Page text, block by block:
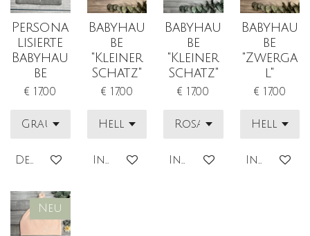
Persona
lisierte
Babyhau
be
€ 17,00
Details anzeigen
Babyhau
be
"Kleiner
Schatz"
€ 17,00
In den Warenkorb
Babyhau
be
"Kleiner
Schatz"
€ 17,00
In den Warenkorb
Babyhau
be
"Zwerga
l"
€ 17,00
In den
Neu